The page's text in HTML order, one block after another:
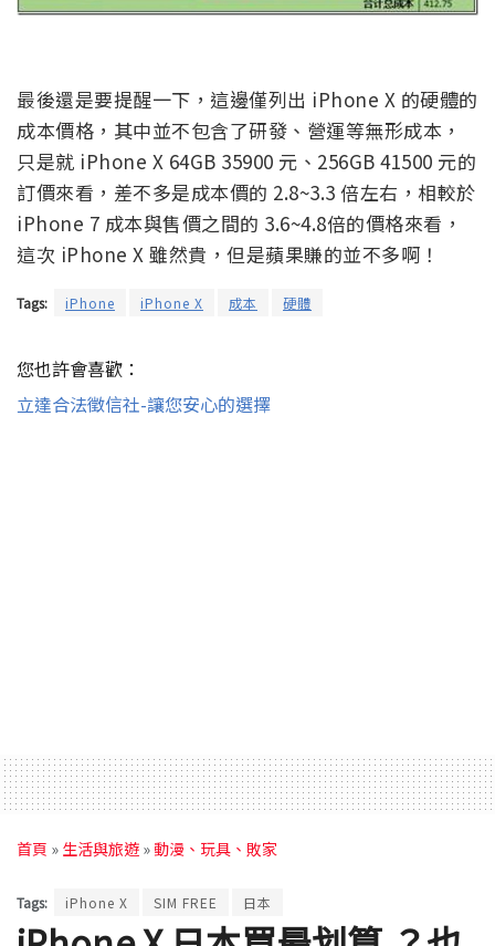
最後還是要提醒一下，這邊僅列出 iPhone X 的硬體的
成本價格，其中並不包含了研發、營運等無形成本，
只是就 iPhone X 64GB 35900 元、256GB 41500 元的
訂價來看，差不多是成本價的 2.8~3.3 倍左右，相較於
iPhone 7 成本與售價之間的 3.6~4.8倍的價格來看，
這次 iPhone X 雖然貴，但是蘋果賺的並不多啊！
Tags: iPhone iPhone X 成本 硬體
您也許會喜歡：
立達合法徵信社-讓您安心的選擇
首頁 » 生活與旅遊 » 動漫、玩具、敗家
Tags: iPhone X SIM FREE 日本